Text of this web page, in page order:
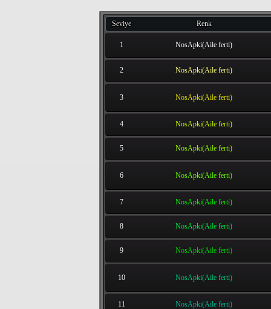
Seviye Renk
1 NosApki(Aile ferti)
2 NosApki(Aile ferti)
3 NosApki(Aile ferti)
4 NosApki(Aile ferti)
5 NosApki(Aile ferti)
6 NosApki(Aile ferti)
7 NosApki(Aile ferti)
8 NosApki(Aile ferti)
9 NosApki(Aile ferti)
10 NosApki(Aile ferti)
11 NosApki(Aile ferti)